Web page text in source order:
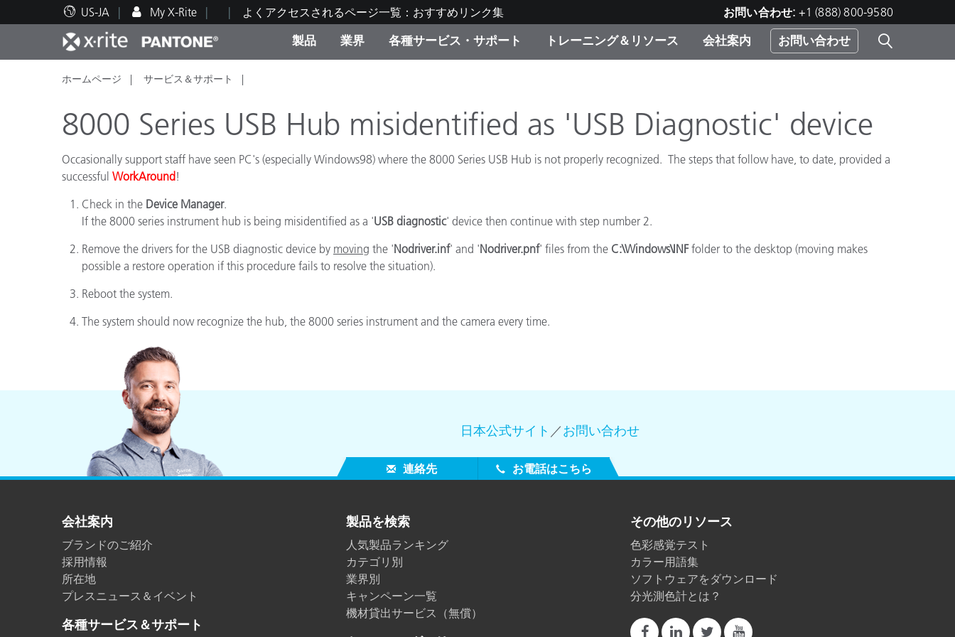
US-JA My X-Rite よくアクセスされるページ一覧：おすすめリンク集 お問い合わせ: +1 (888) 800-9580
製品
人気製品ランキング
キャンペーン
機材貸出サービス（無料）
業界
印刷＆パッケージ印刷
自動車
プラスチック
テキスタイル
リューション
食品の測色
家庭電化製品
各種サービス・サポート
テクニカルサポート
トレーニング＆リソース
教育関連資料
会社案内 お問い合わせ
ホームページ サービス＆サポート
8000 Series USB Hub misidentified as 'USB Diagnostic' device
Occasionally support staff have seen PC's (especially Windows98) where the 8000 Series USB Hub is not properly recognized. The steps that follow have, to date, provided a
successful WorkAround!
Check in the Device Manager.
If the 8000 series instrument hub is being misidentified as a 'USB diagnostic' device then continue with step number 2.
Remove the drivers for the USB diagnostic device by moving the 'Nodriver.inf' and 'Nodriver.pnf' files from the C:\Windows\INFfolder to the desktop (moving makes
possible a restore operation if this procedure fails to resolve the situation).
Reboot the system.
The system should now recognize the hub, the 8000 series instrument and the camera every time.
日本公式サイト ／お問い合わせ
連絡先 お電話はこちら
会社案内
ブランドのご紹介
採用情報
所在地
プレスニュース＆イベント
各種サービス＆サポート
製品を検索
人気製品ランキング
カテゴリ別
業界別
キャンペーン一覧
機材貸出サービス（無償）
その他のリソース
色彩感覚テスト
カラー用語集
ソフトウェアをダウンロード
分光測色計とは？